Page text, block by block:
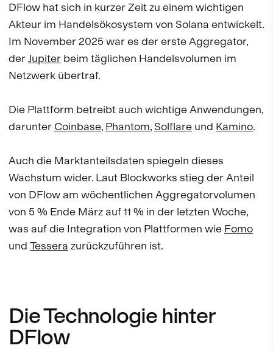
DFlow hat sich in kurzer Zeit zu einem wichtigen
Akteur im Handelsökosystem von Solana entwickelt.
Im November 2025 war es der erste Aggregator,
derJupiter beim täglichen Handelsvolumen im
Netzwerk übertraf.
Die Plattform betreibt auch wichtige Anwendungen,
darunter Coinbase, Phantom,Solflare und Kamino.
Auch die Marktanteilsdaten spiegeln dieses
Wachstum wider. Laut Blockworks stieg der Anteil
von DFlow am wöchentlichen Aggregatorvolumen
von 5 % Ende März auf 11 % in der letzten Woche,
was auf die Integration von Plattformen wie Fomo
und Tessera zurückzuführen ist.
Die Technologie hinter
DFlow